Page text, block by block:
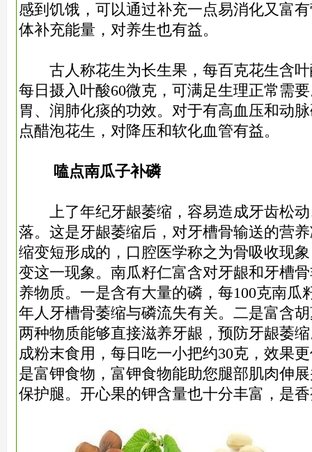
感到饥饿，可以通过补充一点易消化又富
体补充能量，对养生也有益。
古人称花生为长生果，每百克花生含叶
每日摄入叶酸60微克，可满足生理正常需
胃、润肺化痰的功效。对于有高血压和动
点醋泡花生，对降压和软化血管有益。
嗑点南瓜子补磷
上了年纪牙龈萎缩，容易造成牙齿松动
落。这是牙龈萎缩后，对牙槽骨输送的营
缩变短形成的，口腔医学称之为骨吸收现
变这一现象。南瓜籽仁富含对牙龈和牙槽
养物质。一是含有大量的磷，每100克南瓜
年人牙槽骨萎缩与磷流失有关。二是富含
两种物质能够直接滋养牙龈，预防牙龈萎
成粉末食用，每日吃一小把约30克，效果
是富钾食物，富钾食物能助您腿部肌肉伸
保护腿。开心果的钾含量也十分丰富，是